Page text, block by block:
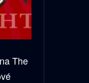
The